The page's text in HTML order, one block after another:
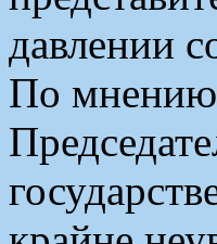
давлении
По мнению